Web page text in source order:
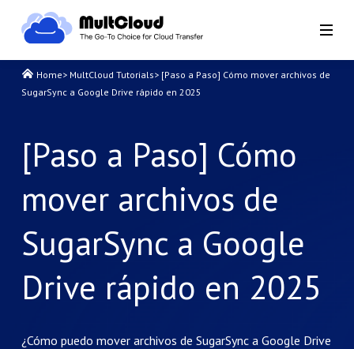
Home> MultCloud Tutorials> [Paso a Paso] Cómo mover archivos de
SugarSync a Google Drive rápido en 2025
[Paso a Paso] Cómo
mover archivos de
SugarSync a Google
Drive rápido en 2025
¿Cómo puedo mover archivos de SugarSync a Google Drive